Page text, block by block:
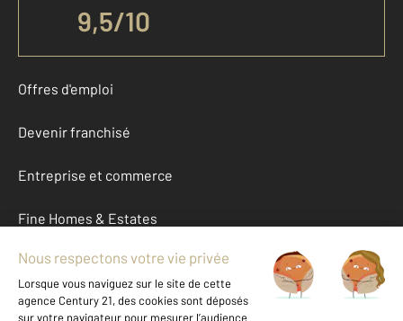
9,5/10
Offres d'emploi
Devenir franchisé
Entreprise et commerce
Fine Homes & Estates
À propos
International